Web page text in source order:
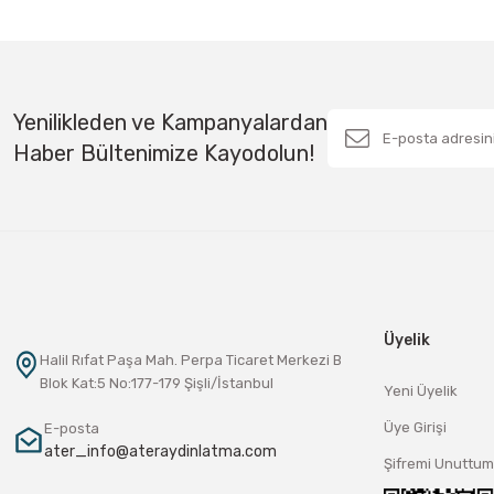
Yenilikleden ve Kampanyalardan
Haber Bültenimize Kayodolun!
Halil Rıfat Paşa Mah. Perpa Ticaret Merkezi B
Blok Kat:5 No:177-179 Şişli/İstanbul
E-posta
ater_info@ateraydinlatma.com
Üyelik
Yeni Üyelik
Üye Girişi
Şifremi Unuttum